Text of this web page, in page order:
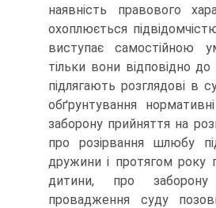
наявність правового
охоплюється
виступає самостійною
тільки вони відповідно
підлягають розглядові в
обґрунтування
заборону прийняття на
про розірвання шлюбу
дружини і протягом року
дитини, про
провадження суду